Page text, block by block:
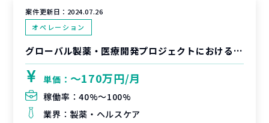
案件更新日： 2024.07.26
オペレーション
グローバル製薬・医療開発プロジェクトにおける市場調査、契約交渉支援
単価： 〜170万円/月
稼働率：40%〜100%
業界： 製薬・ヘルスケア